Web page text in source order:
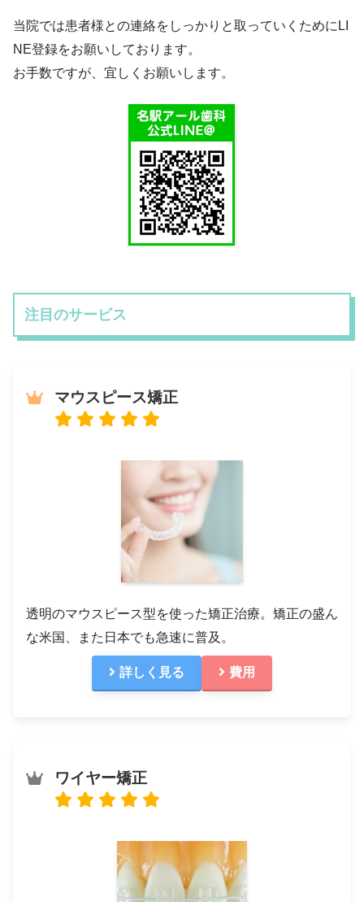
当院では患者様との連絡をしっかりと取っていくためにLI
NE登録をお願いしております。
お手数ですが、宜しくお願いします。
注目のサービス
マウスピース矯正
透明のマウスピース型を使った矯正治療。矯正の盛ん
な米国、また日本でも急速に普及。
詳しく見る 費用
ワイヤー矯正